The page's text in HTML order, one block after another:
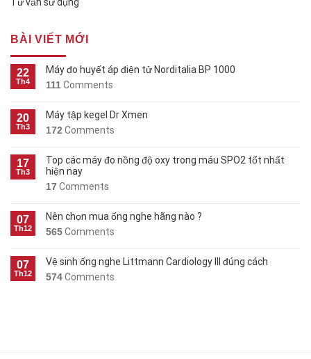
BÀI VIẾT MỚI
22
Th4
Máy đo huyết áp điện tử Norditalia BP 1000
111Comments
20
Th3
Máy tập kegel Dr Xmen
172Comments
17
Th3
Top các máy đo nồng độ oxy trong máu SPO2 tốt nhất
hiện nay
17Comments
07
Th12
Nên chọn mua ống nghe hãng nào ?
565Comments
07
Th12
Vệ sinh ống nghe Littmann Cardiology III đúng cách
574Comments